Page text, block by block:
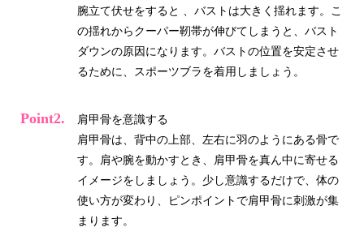
腕立て伏せをすると 、バストは大きく揺れます。こ
の揺れからクーパー靭帯が伸びてしまうと、バスト
ダウンの原因になります。バストの位置を安定させ
るために、スポーツブラを着用しましょう。
肩甲骨を意識する
肩甲骨は、背中の上部、左右に羽のようにある骨で
す。肩や腕を動かすとき、肩甲骨を真ん中に寄せる
イメージをしましょう。少し意識するだけで、体の
使い方が変わり、ピンポイントで肩甲骨に刺激が集
まります。